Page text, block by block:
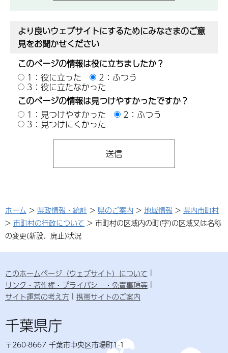
より良いウェブサイトにするためにみなさまのご意
見をお聞かせください
このページの情報は役に立ちましたか？
1：役に立った
2：ふつう
3：役に立たなかった
このページの情報は見つけやすかったですか？
1：見つけやすかった
2：ふつう
3：見つけにくかった
ホーム > 県政情報・統計 > 県のご案内 > 地域情報 > 県内市町村
> 市町村の行政について > 市町村の区域内の町(字)の区域又は名称
の変更(新設、廃止)状況
このホームページ（ウェブサイト）について
リンク・著作権・プライバシー・免責事項等
サイト運営の考え方
携帯サイトのご案内
千葉県庁
〒260-8667 千葉市中央区市場町1-1